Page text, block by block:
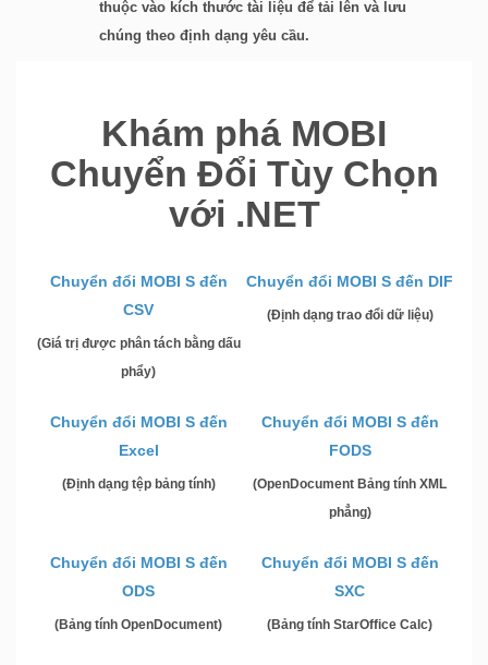
thuộc vào kích thước tài liệu để tải lên và lưu
chúng theo định dạng yêu cầu.
Khám phá MOBI
Chuyển Đổi Tùy Chọn
với .NET
Chuyển đổi MOBI S đến
CSV
(Giá trị được phân tách bằng dấu
phẩy)
Chuyển đổi MOBI S đến DIF
(Định dạng trao đổi dữ liệu)
Chuyển đổi MOBI S đến
Excel
(Định dạng tệp bảng tính)
Chuyển đổi MOBI S đến
FODS
(OpenDocument Bảng tính XML
phẳng)
Chuyển đổi MOBI S đến
ODS
(Bảng tính OpenDocument)
Chuyển đổi MOBI S đến
SXC
(Bảng tính StarOffice Calc)